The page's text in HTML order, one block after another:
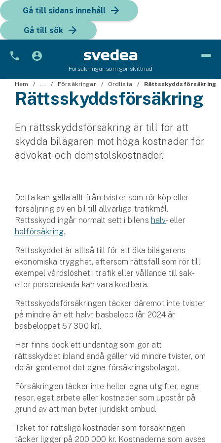
Gå till sidans innehåll
Gå till sök
Försäkringar som gör skillnad
Bil
Bilförsäkring för företag
Fordon
ATV-försäkring
Släpvagnsförsäkring
Motorcykel
Mc-försäkring
Märkesförsäkringar
Båt
Märkesförsäkringar
Vattenskoterförsäkring
Sportfiskarna
Djur
Hem ... Försäkringar Ordlista Rättsskyddsförsäkring
Rättsskydds­försäkring
En rättsskyddsförsäkring är till för att
skydda bilägaren mot höga kostnader för
advokat- och domstolskostnader.
Detta kan gälla allt från tvister som rör köp eller
försäljning av en bil till allvarliga trafikmål.
Rättsskydd ingår normalt sett i bilens halv- eller
helförsäkring.
Rättsskyddet är alltså till för att öka bilägarens
ekonomiska trygghet, eftersom rättsfall som rör till
exempel vårdslöshet i trafik eller vållande till sak-
eller personskada kan vara kostbara.
Rättsskyddsförsäkringen täcker däremot inte tvister
på mindre än ett halvt basbelopp (år 2024 är
basbeloppet 57 300 kr).
Här finns dock ett undantag som gör att
rättsskyddet ibland ändå gäller vid mindre tvister, om
de är gentemot det egna försäkringsbolaget.
Försäkringen täcker inte heller egna utgifter, egna
resor, eget arbete eller kostnader som uppstår på
grund av att man byter juridiskt ombud.
Taket för rättsliga kostnader som försäkringen
täcker ligger på 200 000 kr. Kostnaderna som avses